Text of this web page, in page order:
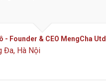
- Founder & CEO MengCha Utd
Đa, Hà Nội